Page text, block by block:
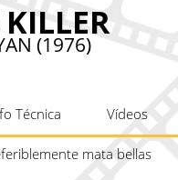
(1976)
Técnica Vídeos
mata bellas